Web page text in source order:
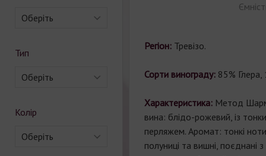
Оберіть
Тип
Оберіть
Колір
Оберіть
Регіон: Тревізо.
Сорти винограду: 85%
Характеристика:Метод
вина: блідо-рожевий, із
перляжем. Аромат: тонкі
полуниці та вишні, поєднані